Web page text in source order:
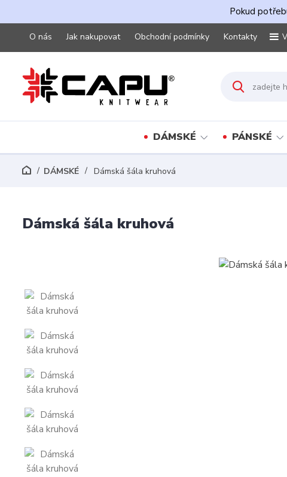
Pokud
O nás Jak nakupovat Obchodní podmínky Kontakty
DÁMSKÉ PÁNSKÉ
DÁMSKÉ Dámská šála kruhová
Dámská šála kruhová